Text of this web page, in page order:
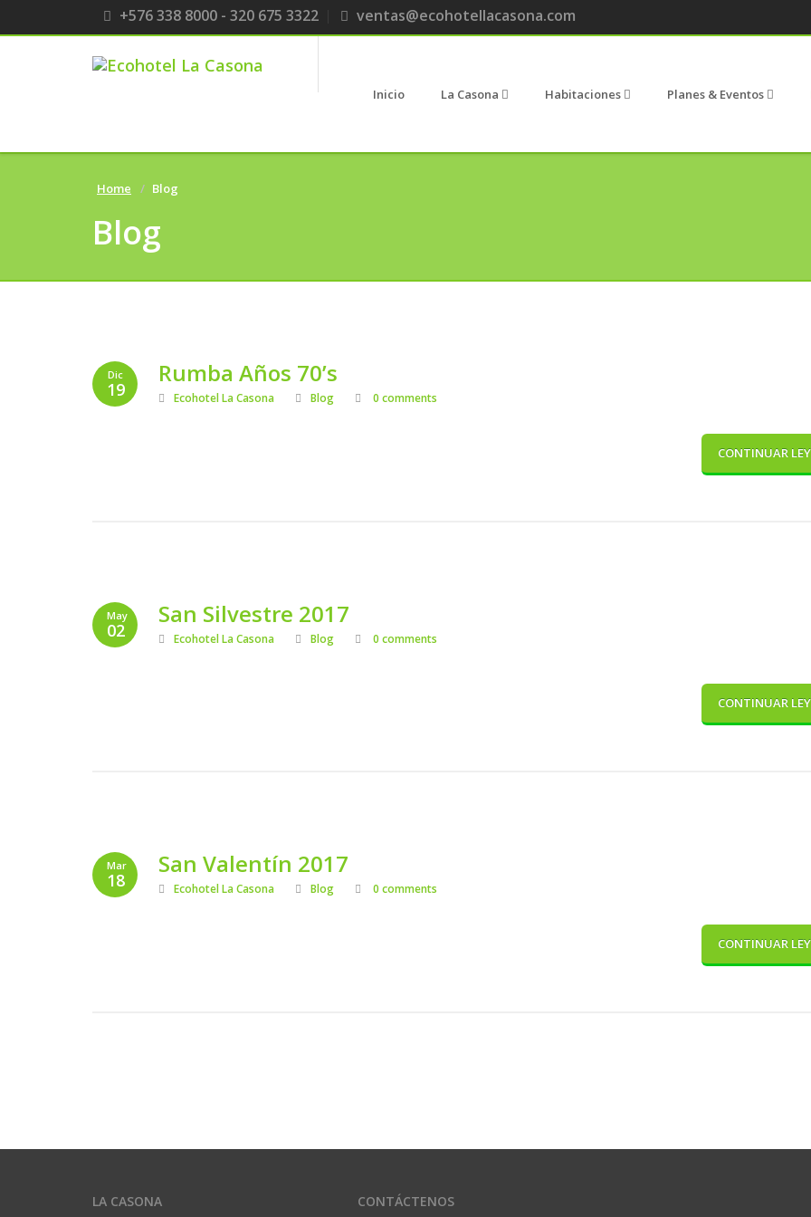
+576 338 8000 - 320 675 3322 ventas@ecohotellacasona.com
Inicio La Casona Habitaciones Planes & Eventos
Home Blog
Blog
Dic
19
Rumba Años 70’s
Ecohotel La Casona Blog 0 comments
CONTINUAR
May
02
San Silvestre 2017
Ecohotel La Casona Blog 0 comments
CONTINUAR
Mar
18
San Valentín 2017
Ecohotel La Casona Blog 0 comments
CONTINUAR
LA CASONA CONTÁCTENOS